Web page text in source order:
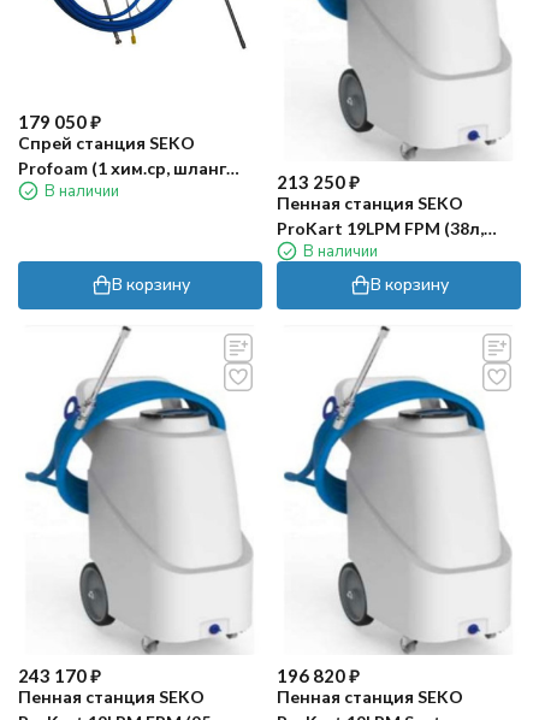
179 050₽
Спрей станция SEKO
Profoam (1 хим.ср, шланг
20м)В наличии
В корзину
213 250₽
Пенная станция SEKO
ProKart 19LPM FPM (38л,
уплотнение EPDM)
В наличии
В корзину
243 170₽
Пенная станция SEKO
196 820₽
Пенная станция SEKO